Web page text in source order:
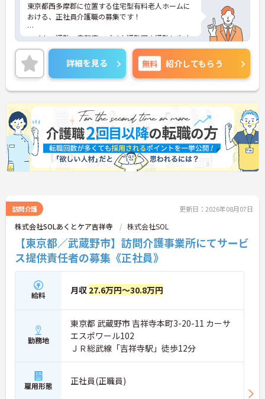
東京都西多摩郡に位置する住宅型有料老人ホームに
おける、正社員介護職の募集です！
マイカー通勤・自転車・バイク通勤可☆通勤しやす
い環境での就業です♪
ご興味ある方には、面接対策ポイントなど、さらに
詳細をお話しいたしますのでお気軽にご相談くださ
い。
詳細を見る 無料 紹介してもらう
訪問介護 更新日：2026年08月07日
株式会社SOLあくとケア吉祥寺 株式会社SOL
【東京都／武蔵野市】訪問介護事業所にてサービ
ス提供責任者の募集《正社員》
給料 月収 27.6万円～30.8万円
勤務地
東京都 武蔵野市 吉祥寺本町3-20-11 カーサ
エスポワール102
ＪＲ総武線「吉祥寺駅」徒歩12分
雇用形態 正社員(正職員)